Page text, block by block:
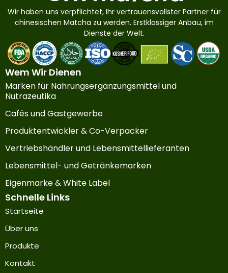
Wir haben uns verpflichtet, Ihr vertrauensvollster Partner für
chinesischen Matcha zu werden. Erstklassiger Anbau, im
Dienste der Welt.
Wem Wir Dienen
Marken für Nahrungsergänzungsmittel und
Nutrazeutika
Cafés und Gastgewerbe
Produktentwickler & Co-Verpacker
Vertriebshändler und Lebensmittellieferanten
Lebensmittel- und Getränkemarken
Eigenmarke & White Label
Schnelle Links
Startseite
Über uns
Produkte
Kontakt